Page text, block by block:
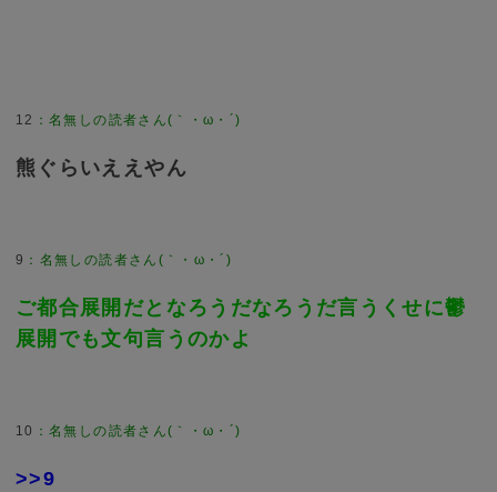
12 ：名無しの読者さん(｀・ω・´)
熊ぐらいええやん
9 ： 名無しの読者さん(｀・ω・´)
ご都合展開だとなろうだなろうだ言うくせに鬱
展開でも文句言うのかよ
10 ：名無しの読者さん(｀・ω・´)
>>9